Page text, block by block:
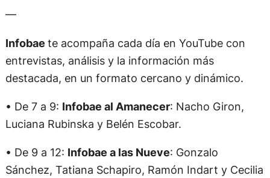
—
Infobae te acompaña cada día en YouTube con
entrevistas, análisis y la información más
destacada, en un formato cercano y dinámico.
• De 7 a 9: Infobae al Amanecer: Nacho Giron,
Luciana Rubinska y Belén Escobar.
• De 9 a 12: Infobae a las Nueve: Gonzalo
Sánchez, Tatiana Schapiro, Ramón Indart y Cecilia